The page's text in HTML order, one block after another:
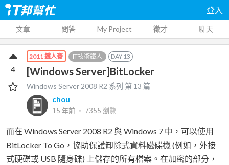
登入
文章 問答 My Project 徵才 聊天
2011 鐵人賽 IT技術鐵人 DAY 13
[Windows Server]BitLocker
Windows Server 2008 R2 系列 第 13 篇
chou
15 年前 ‧ 7355 瀏覽
4
而在 Windows Server 2008 R2 與 Windows 7 中，可以使用
BitLocker To Go，協助保護卸除式資料磁碟機 (例如，外接
式硬碟或 USB 隨身碟) 上儲存的所有檔案。在加密的部分，